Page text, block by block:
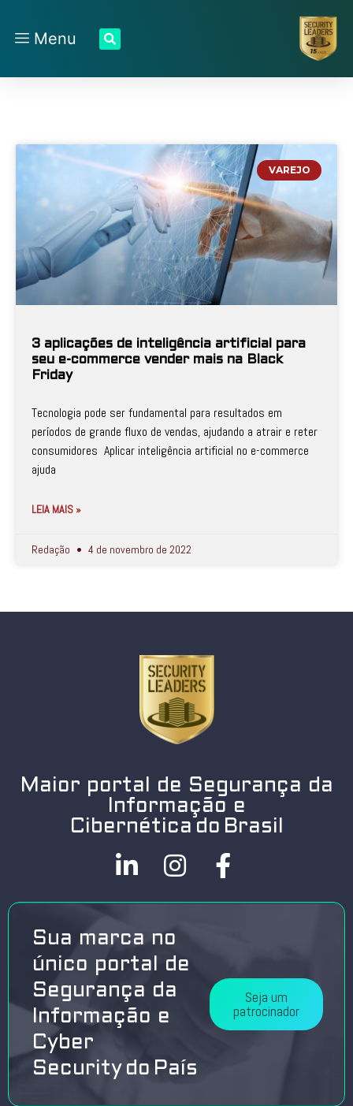
Menu
VAREJO
3 aplicações de inteligência artificial para
seu e-commerce vender mais na Black
Friday
Tecnologia pode ser fundamental para resultados em
períodos de grande fluxo de vendas, ajudando a atrair e reter
consumidores Aplicar inteligência artificial no e-commerce
ajuda
LEIA MAIS »
Redação 4 de novembro de 2022
Maior portal de Segurança da
Informação e
Cibernética do Brasil
Sua marca no
único portal de
Segurança da
Informação e
Cyber
Security do País
Seja um
patrocinador